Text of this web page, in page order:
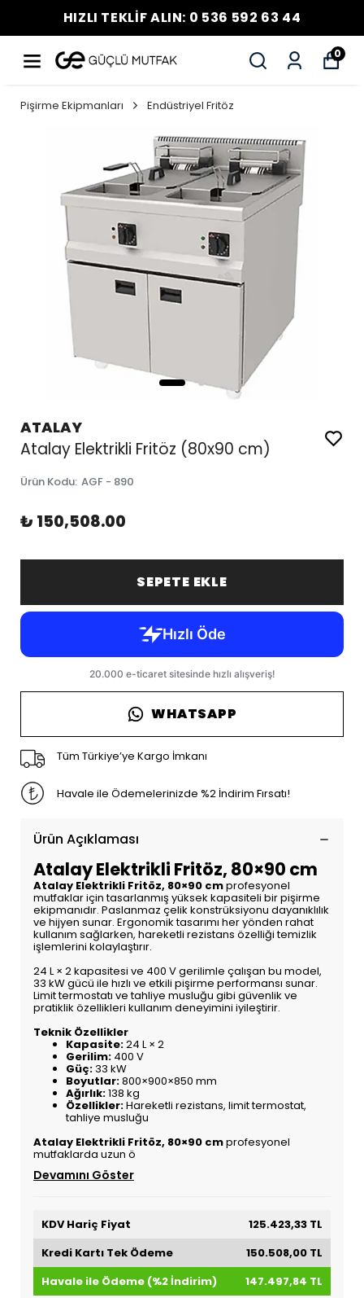
HIZLI TEKLİF ALIN: 0 536 592 63 44
0
Pişirme Ekipmanları Endüstriyel Fritöz
ATALAY
Atalay Elektrikli Fritöz (80x90 cm)
Ürün Kodu: AGF - 890
₺ 150,508.00
SEPETE EKLE
WHATSAPP
Tüm Türkiye’ye Kargo İmkanı
Havale ile Ödemelerinizde %2 İndirim Fırsatı!
Ürün Açıklaması
Atalay Elektrikli Fritöz, 80×90 cm
Atalay Elektrikli Fritöz, 80×90 cmprofesyonel
mutfaklar için tasarlanmış yüksek kapasiteli bir pişirme
ekipmanıdır. Paslanmaz çelik konstrüksiyonu dayanıklılık
ve hijyen sunar. Ergonomik tasarımı her yönden rahat
kullanım sağlarken, hareketli rezistans özelliği temizlik
işlemlerini kolaylaştırır.
24 L × 2 kapasitesi ve 400 V gerilimle çalışan bu model,
33 kW gücü ile hızlı ve etkili pişirme performansı sunar.
Limit termostatı ve tahliye musluğu gibi güvenlik ve
pratiklik özellikleri kullanım deneyimini iyileştirir.
Teknik Özellikler
Kapasite:24 L × 2
Gerilim:400 V
Güç:33 kW
Boyutlar:800×900×850 mm
Ağırlık:138 kg
Özellikler:Hareketli rezistans, limit termostat,
tahliye musluğu
Atalay Elektrikli Fritöz, 80×90 cmprofesyonel
mutfaklarda uzun ö
Devamını Göster
KDV Hariç Fiyat
125.423,33 TL
Kredi Kartı Tek Ödeme
150.508,00 TL
Havale ile Ödeme (%2 İndirim)
147.497,84 TL